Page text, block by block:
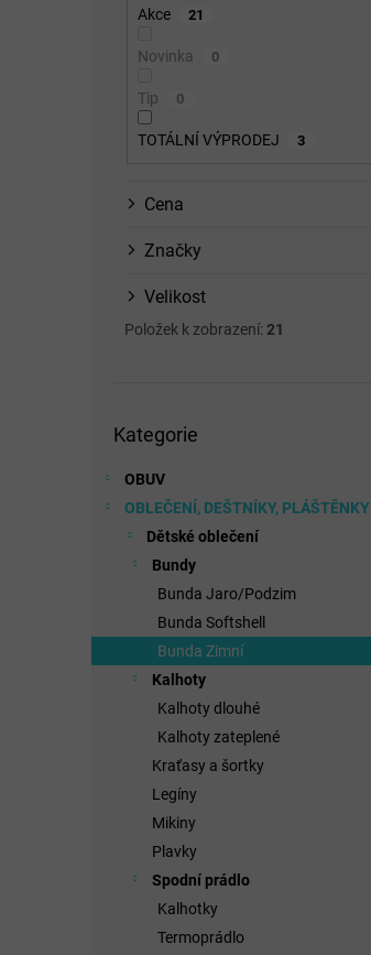
Akce 21
Novinka 0
Tip 0
TOTÁLNÍ VÝPRODEJ 3
Cena
Značky
Velikost
Položek k zobrazení: 21
kategorie
Kategorie
OBUV
OBLEČENÍ, DEŠTNÍKY, PLÁŠTĚNKY
Dětské oblečení
Bundy
Bunda Jaro/Podzim
Bunda Softshell
Bunda Zimní
Kalhoty
Kalhoty dlouhé
Kalhoty zateplené
Kraťasy a šortky
Legíny
Mikiny
Plavky
Spodní prádlo
Kalhotky
Termoprádlo